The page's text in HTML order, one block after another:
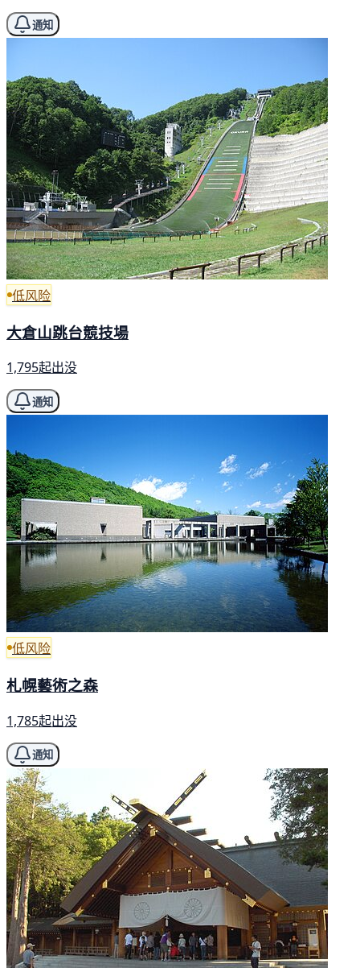
通知
低风险
大倉山跳台競技場
1,795起出没
通知
低风险
札幌藝術之森
1,785起出没
通知